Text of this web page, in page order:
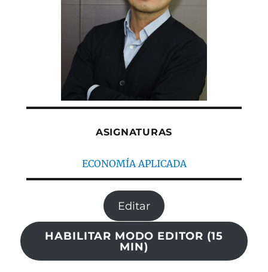
ASIGNATURAS
ECONOMÍA APLICADA
Editar
HABILITAR MODO EDITOR (15
MIN)